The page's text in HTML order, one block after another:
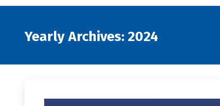
Yearly Archives: 2024